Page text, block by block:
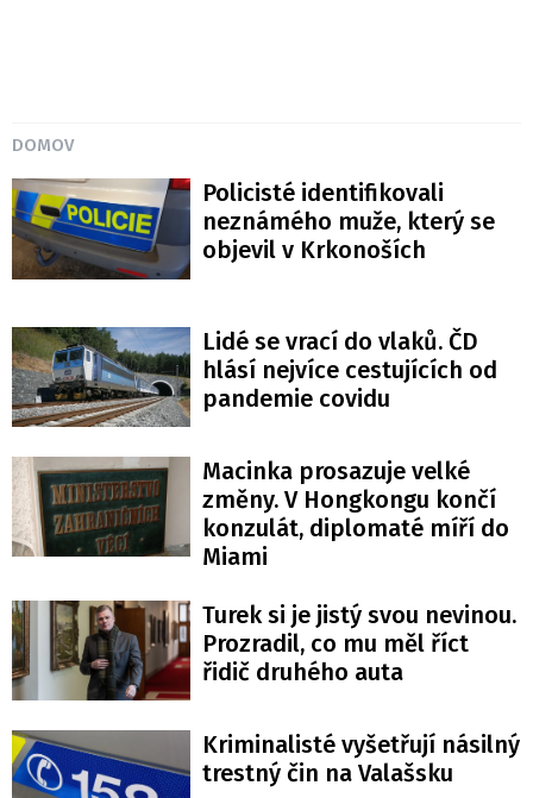
DOMOV
Policisté identifikovali
neznámého muže, který se
objevil v Krkonoších
Lidé se vrací do vlaků. ČD
hlásí nejvíce cestujících od
pandemie covidu
Macinka prosazuje velké
změny. V Hongkongu končí
konzulát, diplomaté míří do
Miami
Turek si je jistý svou nevinou.
Prozradil, co mu měl říct
řidič druhého auta
Kriminalisté vyšetřují násilný
trestný čin na Valašsku